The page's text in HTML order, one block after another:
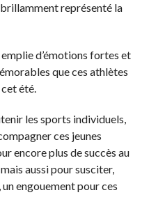
représenté la
d’émotions fortes et
que ces athlètes
été.
les sports individuels,
ces jeunes
encore plus de succès au
aussi pour susciter,
engouement pour ces